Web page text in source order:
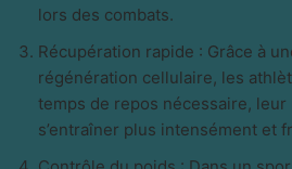
lors des combats.
Récupération rapide : Grâce à
régénération cellulaire, les
temps de repos nécessaire, leur
s’entraîner plus intensément et